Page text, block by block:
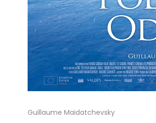
Guillaume Maidatchevsky